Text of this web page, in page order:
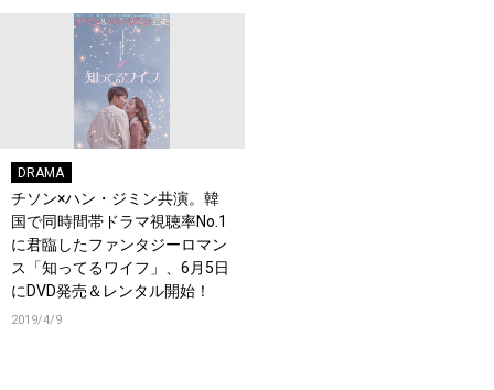
DRAMA
チソン×ハン・ジミン共演。韓
国で同時間帯ドラマ視聴率No.1
に君臨したファンタジーロマン
ス「知ってるワイフ」、6月5日
にDVD発売＆レンタル開始！
2019/4/9